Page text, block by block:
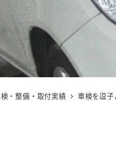
・整備・取付実績 車検を逗子